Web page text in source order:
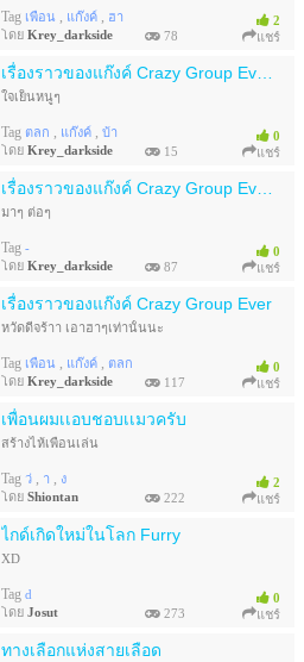
2
Tag เพื่อน , แก๊งค์ , ฮา
โดย Krey_darkside 78 แชร์
0
ใจเย็นหนูๆ
Tag ตลก , แก๊งค์ , บ้า
โดย Krey_darkside 15 แชร์
0
มาๆ ต่อๆ
Tag -
โดย Krey_darkside 87 แชร์
เรื่องราวของแก๊งค์ Crazy Group Ever
0
หวัดดีจร้าา เอาฮาๆเท่านั้นนะ
Tag เพื่อน , แก๊งค์ , ตลก
โดย Krey_darkside 117 แชร์
เพื่อนผมเเอบชอบเเมวครับ
2
สร้างไห้เพื่อนเล่น
Tag ว่ , า , ง
โดย Shiontan 222 แชร์
ไกด์เกิดใหม่ในโลก Furry
0
XD
Tag d
โดย Josut 273 แชร์
ทางเลือกแห่งสายเลือด